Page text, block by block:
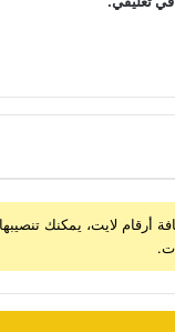
أرقام لايت، يمكنك